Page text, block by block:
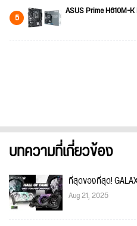
5 ASUS Prime H610M-
บทความที่เกี่ยวข้อง
ที่สุดของที่สุด!
Aug 21, 2025